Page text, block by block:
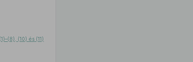
(10) és (11)